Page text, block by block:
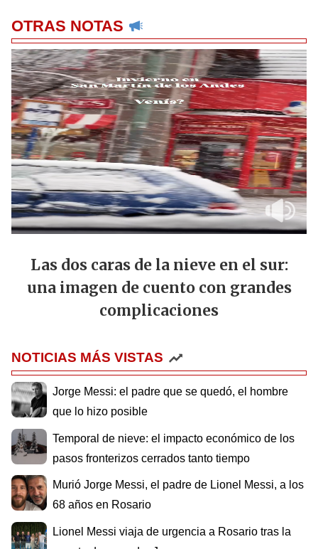
OTRAS NOTAS
Las dos caras de la nieve en el sur:
una imagen de cuento con grandes
complicaciones
NOTICIAS MÁS VISTAS
Jorge Messi: el padre que se quedó, el hombre
que lo hizo posible
Temporal de nieve: el impacto económico de los
pasos fronterizos cerrados tanto tiempo
Murió Jorge Messi, el padre de Lionel Messi, a los
68 años en Rosario
Lionel Messi viaja de urgencia a Rosario tras la